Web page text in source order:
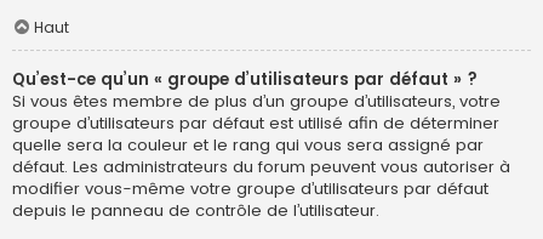
Haut
Qu’est-ce qu’un « groupe d’utilisateurs par défaut » ?
Si vous êtes membre de plus d’un groupe d’utilisateurs, votre
groupe d’utilisateurs par défaut est utilisé afin de déterminer
quelle sera la couleur et le rang qui vous sera assigné par
défaut. Les administrateurs du forum peuvent vous autoriser à
modifier vous-même votre groupe d’utilisateurs par défaut
depuis le panneau de contrôle de l’utilisateur.